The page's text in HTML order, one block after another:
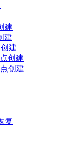
建
建
建
创建
创建
复